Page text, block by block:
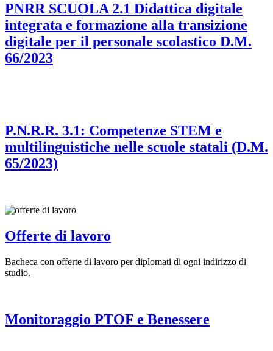
PNRR SCUOLA 2.1 Didattica digitale
integrata e formazione alla transizione
digitale per il personale scolastico D.M.
66/2023
P.N.R.R. 3.1: Competenze STEM e
multilinguistiche nelle scuole statali (D.M.
65/2023)
Offerte di lavoro
Bacheca con offerte di lavoro per diplomati di ogni indirizzo di
studio.
Monitoraggio PTOF e Benessere